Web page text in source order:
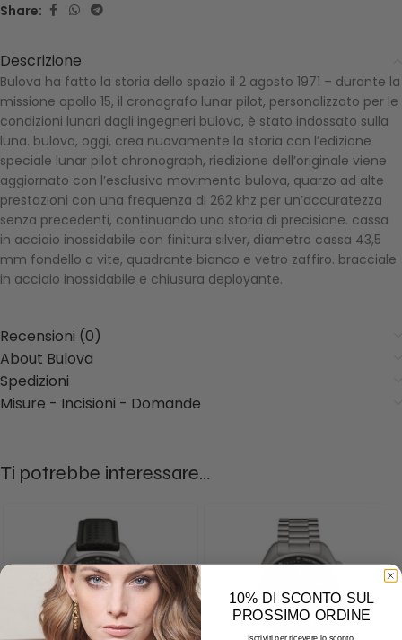
Share:
Descrizione
Bulova ha fatto la storia dello spazio il 2 agosto 1971 – durante la
missione apollo 15, il cronografo lunar pilot, personalizzato per le
condizioni lunari dagli ingegneri bulova, è stato indossato sulla
luna. bulova, oggi, crea nuovamente la storia con l’edizione
speciale lunar pilot chronograph, riedizione dell’originale viene
aggiornato con l’esclusivo movimento bulova, quarzo ad alte
prestazioni con una frequenza di 262 khz per un’accuratezza
senza precedenti, continuando una storia di precisione. cassa
in acciaio inossidabile con finitura silver, diametro cassa 43,5
mm fondello a vite, quadrante bianco e vetro zaffiro. bracciale
in acciaio inossidabile e chiusura deployante.
Recensioni (0)
About Bulova
Spedizioni
Misure - Incisioni - Domande
Ti potrebbe interessare…
10% DI SCONTO SUL
PROSSIMO ORDINE